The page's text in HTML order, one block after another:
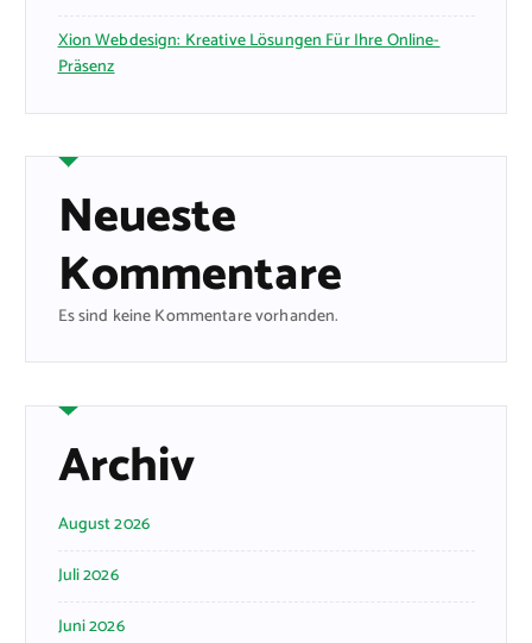
Xion Webdesign: Kreative Lösungen Für Ihre Online-
Präsenz
Neueste
Kommentare
Es sind keine Kommentare vorhanden.
Archiv
August 2026
Juli 2026
Juni 2026